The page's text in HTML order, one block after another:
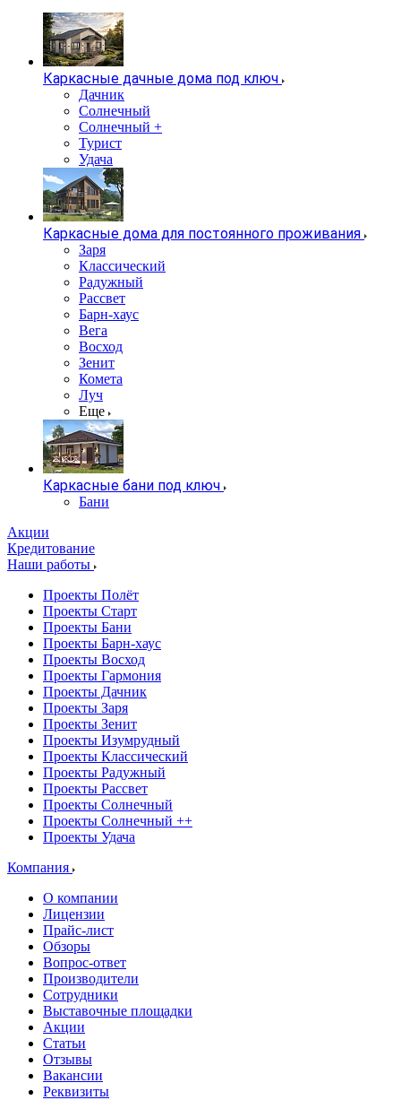
Каркасные дачные дома под ключ
Дачник
Солнечный
Солнечный +
Турист
Удача
Каркасные дома для постоянного проживания
Заря
Классический
Радужный
Рассвет
Барн-хаус
Вега
Восход
Зенит
Комета
Луч
Еще
Каркасные бани под ключ
Бани
Акции
Кредитование
Наши работы
Проекты Полёт
Проекты Старт
Проекты Бани
Проекты Барн-хаус
Проекты Восход
Проекты Гармония
Проекты Дачник
Проекты Заря
Проекты Зенит
Проекты Изумрудный
Проекты Классический
Проекты Радужный
Проекты Рассвет
Проекты Солнечный
Проекты Солнечный ++
Проекты Удача
Компания
О компании
Лицензии
Прайс-лист
Обзоры
Вопрос-ответ
Производители
Сотрудники
Выставочные площадки
Акции
Статьи
Отзывы
Вакансии
Реквизиты